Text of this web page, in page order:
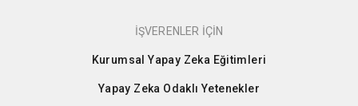
İŞVERENLER İÇİN
Kurumsal Yapay Zeka Eğitimleri
Yapay Zeka Odaklı Yetenekler